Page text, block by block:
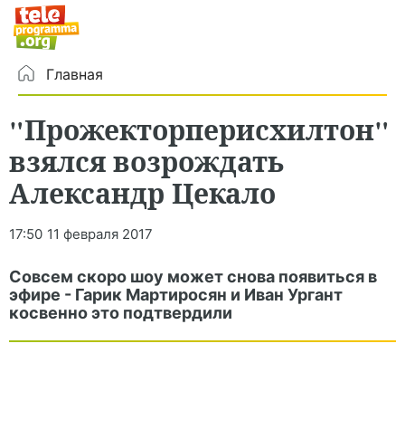
Главная
"Прожекторперисхилтон"
взялся возрождать
Александр Цекало
17:50 11 февраля 2017
Совсем скоро шоу может снова появиться в
эфире - Гарик Мартиросян и Иван Ургант
косвенно это подтвердили